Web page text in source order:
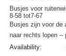
Busjes voor
8-58 tot7-67
Busjes zijn voor de
naar rechts lopen --
Availability: